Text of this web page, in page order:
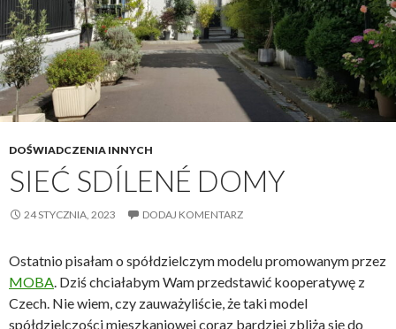
DOŚWIADCZENIA INNYCH
SIEĆ SDÍLENÉ DOMY
24 STYCZNIA, 2023 DODAJ KOMENTARZ
Ostatnio pisałam o spółdzielczym modelu promowanym przez
MOBA. Dziś chciałabym Wam przedstawić kooperatywę z
Czech. Nie wiem, czy zauważyliście, że taki model
spółdzielczości mieszkaniowej coraz bardziej zbliża się do